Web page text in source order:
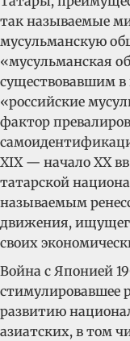
так называемые
мусульманскую
«мусульманская
существовавшим в
«российские
фактор
XIX — начало XX
татарской
называемым
движения,
своих
Война с Японией
стимулировавшее
развитию
азиатских, в том